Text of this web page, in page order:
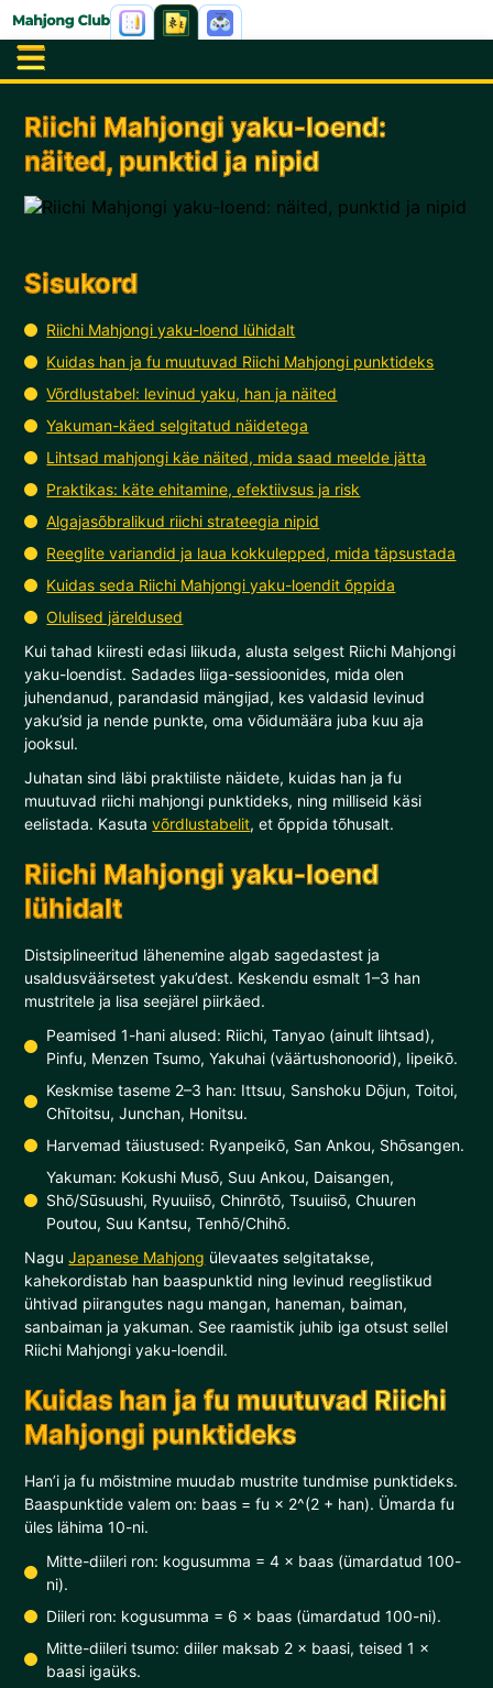
Riichi Mahjongi yaku-loend:
näited, punktid ja nipid
Sisukord
Riichi Mahjongi yaku-loend lühidalt
Kuidas han ja fu muutuvad Riichi Mahjongi punktideks
Võrdlustabel: levinud yaku, han ja näited
Yakuman-käed selgitatud näidetega
Lihtsad mahjongi käe näited, mida saad meelde jätta
Praktikas: käte ehitamine, efektiivsus ja risk
Algajasõbralikud riichi strateegia nipid
Reeglite variandid ja laua kokkulepped, mida täpsustada
Kuidas seda Riichi Mahjongi yaku-loendit õppida
Olulised järeldused
Kui tahad kiiresti edasi liikuda, alusta selgest Riichi Mahjongi
yaku-loendist. Sadades liiga-sessioonides, mida olen
juhendanud, parandasid mängijad, kes valdasid levinud
yaku’sid ja nende punkte, oma võidumäära juba kuu aja
jooksul.
Juhatan sind läbi praktiliste näidete, kuidas han ja fu
muutuvad riichi mahjongi punktideks, ning milliseid käsi
eelistada. Kasutavõrdlustabelit, et õppida tõhusalt.
Riichi Mahjongi yaku-loend
lühidalt
Distsiplineeritud lähenemine algab sagedastest ja
usaldusväärsetest yaku’dest. Keskendu esmalt 1–3 han
mustritele ja lisa seejärel piirkäed.
Peamised 1-hani alused: Riichi, Tanyao (ainult lihtsad),
Pinfu, Menzen Tsumo, Yakuhai (väärtushonoorid), Iipeikō.
Keskmise taseme 2–3 han: Ittsuu, Sanshoku Dōjun, Toitoi,
Chītoitsu, Junchan, Honitsu.
Harvemad täiustused: Ryanpeikō, San Ankou, Shōsangen.
Yakuman: Kokushi Musō, Suu Ankou, Daisangen,
Shō/Sūsuushi, Ryuuiisō, Chinrōtō, Tsuuiisō, Chuuren
Poutou, Suu Kantsu, Tenhō/Chihō.
NaguJapanese Mahjong ülevaates selgitatakse,
kahekordistab han baaspunktid ning levinud reeglistikud
ühtivad piirangutes nagu mangan, haneman, baiman,
sanbaiman ja yakuman. See raamistik juhib iga otsust sellel
Riichi Mahjongi yaku-loendil.
Kuidas han ja fu muutuvad Riichi
Mahjongi punktideks
Han’i ja fu mõistmine muudab mustrite tundmise punktideks.
Baaspunktide valem on: baas = fu × 2^(2 + han). Ümarda fu
üles lähima 10-ni.
Mitte-diileri ron: kogusumma = 4 × baas (ümardatud 100-
ni).
Diileri ron: kogusumma = 6 × baas (ümardatud 100-ni).
Mitte-diileri tsumo: diiler maksab 2 × baasi, teised 1 ×
baasi igaüks.